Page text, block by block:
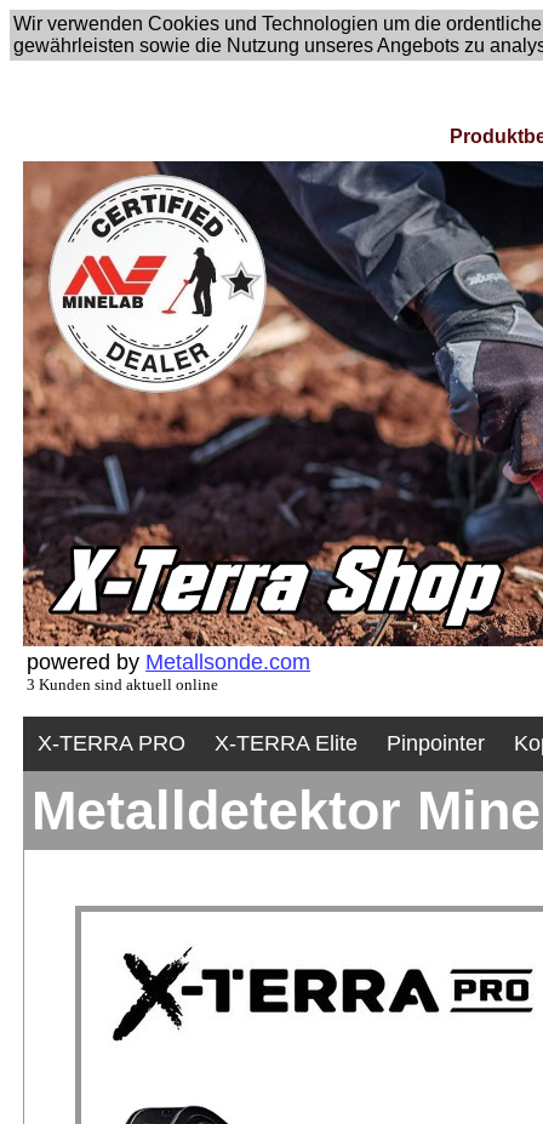
Wir verwenden Cookies und Technologien um die
gewährleisten sowie die Nutzung unseres Angebots zu
powered by Metallsonde.com
3 Kunden sind aktuell online
X-TERRA PRO X-TERRA Elite Pinpointer
Metalldetektor